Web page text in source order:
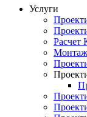
Услуги
Расчет